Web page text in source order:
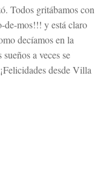
Todos gritábamos con
de-mos!!! y está claro
decíamos en la
a veces se
desde Villa